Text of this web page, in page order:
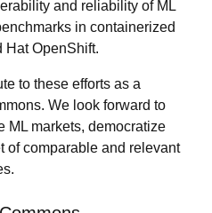
and reliability of ML
in containerized
Hat OpenShift.
to these efforts as a
We look forward to
ML markets, democratize
of comparable and relevant